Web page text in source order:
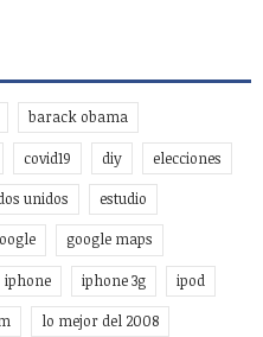
barack obama
covid19 diy elecciones
unidos estudio
google maps
iphone iphone 3g ipod
lo mejor del 2008